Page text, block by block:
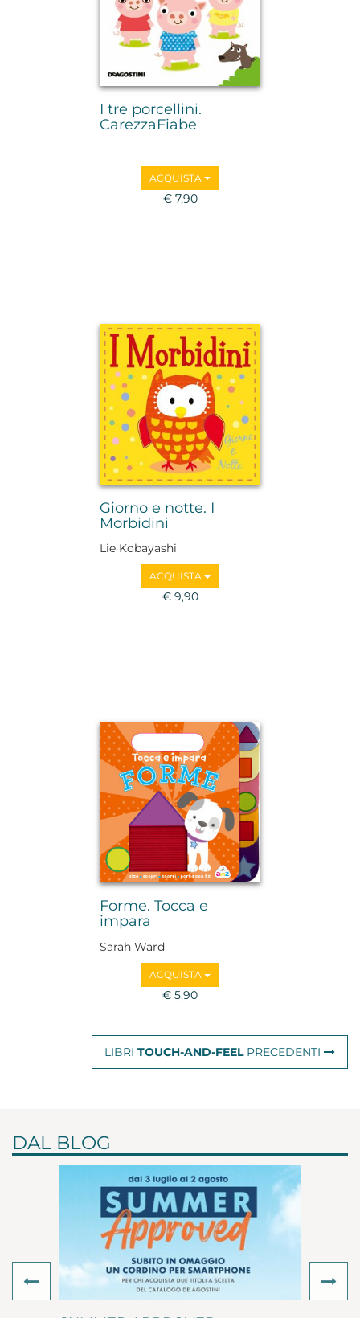
I tre porcellini.
CarezzaFiabe
ACQUISTA
€ 7,90
Giorno e notte. I
Morbidini
Lie Kobayashi
ACQUISTA
€ 9,90
Forme. Tocca e
impara
Sarah Ward
ACQUISTA
€ 5,90
LIBRI TOUCH-AND-FEELPRECEDENTI
DAL BLOG
Previous